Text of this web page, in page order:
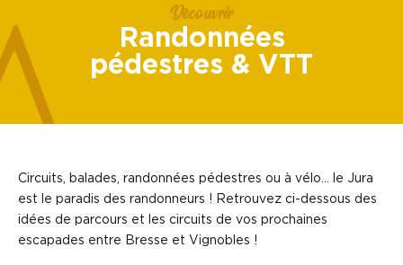
Découvrir
Randonnées
pédestres & VTT
Circuits, balades, randonnées pédestres ou à vélo… le Jura
est le paradis des randonneurs ! Retrouvez ci-dessous des
idées de parcours et les circuits de vos prochaines
escapades entre Bresse et Vignobles !